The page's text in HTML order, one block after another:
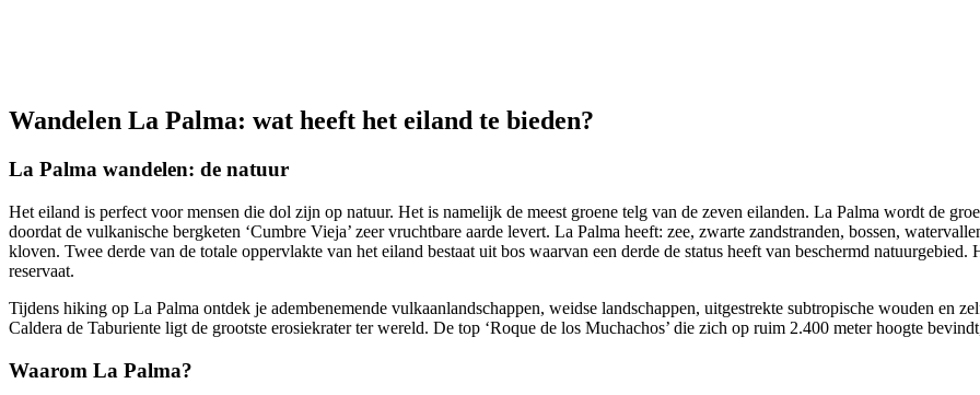
Wandelen La Palma: wat heeft het eiland te bieden?
La Palma wandelen: de natuur
Het eiland is perfect voor mensen die dol zijn op natuur. Het is namelijk de meest groene telg van de zeven eilanden. La Palma wordt de
doordat de vulkanische bergketen ‘Cumbre Vieja’ zeer vruchtbare aarde levert. La Palma heeft: zee, zwarte zandstranden, bossen,
kloven. Twee derde van de totale oppervlakte van het eiland bestaat uit bos waarvan een derde de status heeft van beschermd
reservaat.
Tijdens hiking op La Palma ontdek je adembenemende vulkaanlandschappen, weidse landschappen, uitgestrekte subtropische wouden en
Caldera de Taburiente ligt de grootste erosiekrater ter wereld. De top ‘Roque de los Muchachos’ die zich op ruim 2.400 meter hoogte
Waarom La Palma?